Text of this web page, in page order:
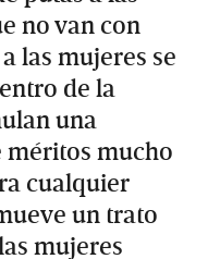
no van con
las mujeres se
de la
una
méritos mucho
cualquier
un trato
mujeres